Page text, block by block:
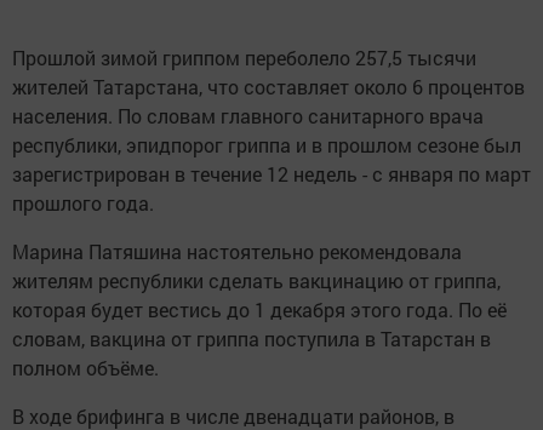
Прошлой зимой гриппом переболело 257,5 тысячи
жителей Татарстана, что составляет около 6 процентов
населения. По словам главного санитарного врача
республики, эпидпорог гриппа и в прошлом сезоне был
зарегистрирован в течение 12 недель - с января по март
прошлого года.
Марина Патяшина настоятельно рекомендовала
жителям республики сделать вакцинацию от гриппа,
которая будет вестись до 1 декабря этого года. По её
словам, вакцина от гриппа поступила в Татарстан в
полном объёме.
В ходе брифинга в числе двенадцати районов, в